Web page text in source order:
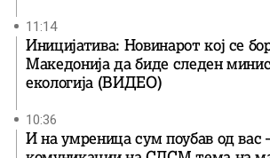
11:14
Иницијатива: Новинарот кој се
Македонија да биде следен
екологија (ВИДЕО)
10:36
И на умреница сум поубав од вас